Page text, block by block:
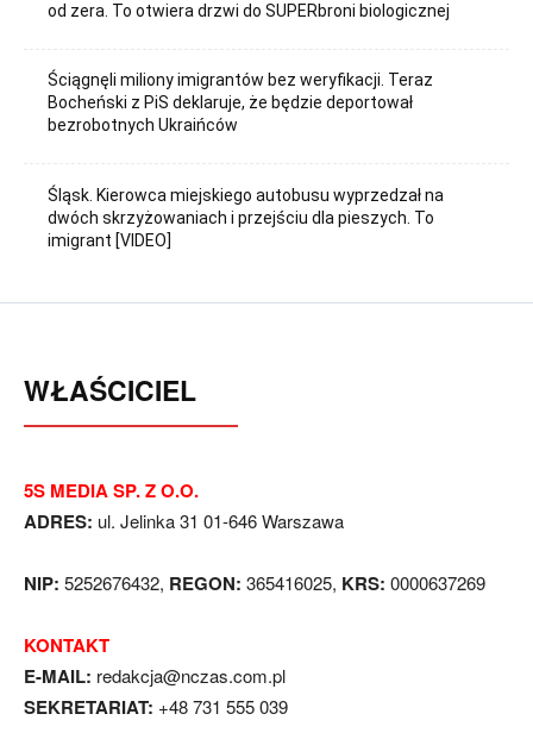
od zera. To otwiera drzwi do SUPERbroni biologicznej
Ściągnęli miliony imigrantów bez weryfikacji. Teraz
Bocheński z PiS deklaruje, że będzie deportował
bezrobotnych Ukraińców
Śląsk. Kierowca miejskiego autobusu wyprzedzał na
dwóch skrzyżowaniach i przejściu dla pieszych. To
imigrant [VIDEO]
WŁAŚCICIEL
5S MEDIA SP. Z O.O.
ADRES: ul. Jelinka 31 01-646 Warszawa
NIP: 5252676432, REGON: 365416025, KRS: 0000637269
KONTAKT
E-MAIL: redakcja@nczas.com.pl
SEKRETARIAT: +48 731 555 039